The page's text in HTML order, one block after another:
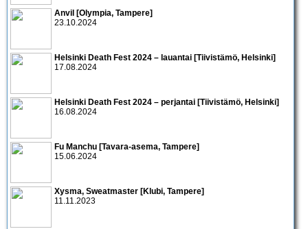
Anvil [Olympia, Tampere]
23.10.2024
Helsinki Death Fest 2024 – lauantai [Tiivistämö, Helsinki]
17.08.2024
Helsinki Death Fest 2024 – perjantai [Tiivistämö, Helsinki]
16.08.2024
Fu Manchu [Tavara-asema, Tampere]
15.06.2024
Xysma, Sweatmaster [Klubi, Tampere]
11.11.2023